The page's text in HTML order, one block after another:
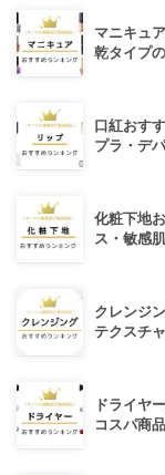
マニキュ
乾タイプ
口紅おす
プラ・デ
化粧下地
ス・敏感
クレンジ
テクスチ
ドライヤ
コスパ商品